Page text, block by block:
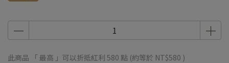
此商品 「 最高 」可以折抵紅利 580 點 (約等於 NT$580 )